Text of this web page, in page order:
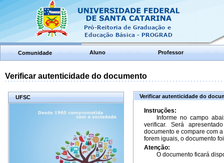
Comunidade Aluno Professor
Verificar autenticidade do documento
UFSC Verificar autenticidade do
Instruções:
Informe no campo
verificar. Será
documento e compare com
forem iguais, o documento
Atenção:
O documento ficará